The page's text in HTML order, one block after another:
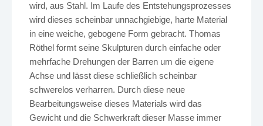
wird, aus Stahl. Im Laufe des Entstehungsprozesses
wird dieses scheinbar unnachgiebige, harte Material
in eine weiche, gebogene Form gebracht. Thomas
Röthel formt seine Skulpturen durch einfache oder
mehrfache Drehungen der Barren um die eigene
Achse und lässt diese schließlich scheinbar
schwerelos verharren. Durch diese neue
Bearbeitungsweise dieses Materials wird das
Gewicht und die Schwerkraft dieser Masse immer